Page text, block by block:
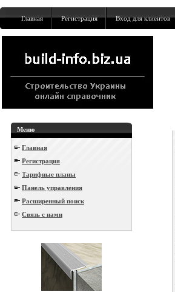
Главная Регистрация Вход для клиентов
Меню
Главная
Регистрация
Тарифные планы
Панель управления
Расширенный поиск
Связь с нами